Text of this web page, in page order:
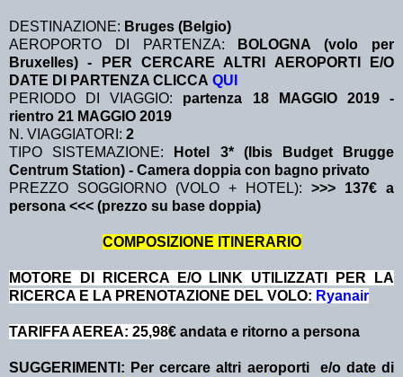
DESTINAZIONE: Bruges (Belgio)
AEROPORTO DI PARTENZA:
BOLOGNA (volo per
Bruxelles) - PER CERCARE ALTRI AEROPORTI E/O
DATE DI PARTENZA CLICCA QUI
PERIODO DI VIAGGIO: partenza 18 MAGGIO 2019-
rientro 21 MAGGIO 2019
N. VIAGGIATORI: 2
TIPO SISTEMAZIONE:
Hotel 3* (Ibis Budget Brugge
Centrum Station) - Camera doppia con bagno privato
PREZZO SOGGIORNO (VOLO + HOTEL): >>> 137€ a
persona <<< (prezzo su base doppia)
COMPOSIZIONE ITINERARIO
MOTORE DI RICERCA E/O LINK UTILIZZATI PER LA
RICERCA E LA PRENOTAZIONE DEL VOLO: Ryanair
TARIFFA AEREA: 25,98€ andata e ritorno a persona
SUGGERIMENTI: Per cercare altri aeroporti e/o date di